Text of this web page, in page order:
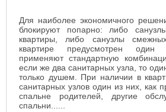
Для наиболее экономичного
блокируют попарно: либо
квартиры, либо санузлы
квартире предусмотрен один
применяют стандартную
если же два санитарных узла, то
только душем. При наличии в
санитарных узлов один из них, как
спальне родителей, другие
спальни......